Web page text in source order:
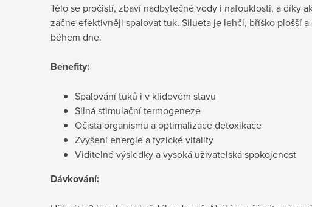
Tělo se pročistí, zbaví nadbytečné vody i nafouklosti, a díky
začne efektivněji spalovat tuk. Silueta je lehčí, bříško plošší
během dne.
Benefity:
Spalování tuků i v klidovém stavu
Silná stimulační termogeneze
Očista organismu a optimalizace detoxikace
Zvýšení energie a fyzické vitality
Viditelné výsledky a vysoká uživatelská spokojenost
Dávkování: